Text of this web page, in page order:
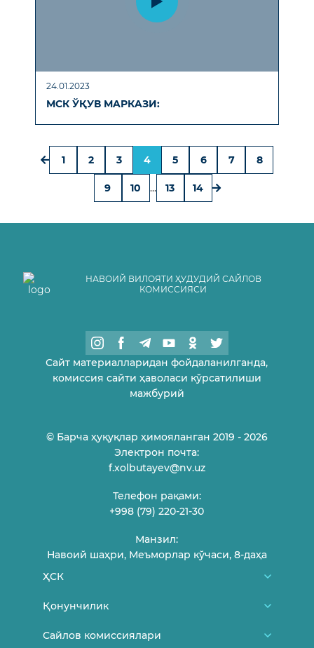
24.01.2023
МСК ЎҚУВ МAРКAЗИ:
1 2 3 4 5 6 7 8
9 10 ... 13 14
НАВОИЙ ВИЛОЯТИ ҲУДУДИЙ САЙЛОВ
КОМИССИЯСИ
Сайт материалларидан фойдаланилганда,
комиссия сайти ҳаволаси кўрсатилиши
мажбурий
© Барча ҳуқуқлар ҳимояланган 2019 - 2026
Электрон почта:
f.xolbutayev@nv.uz
Телефон рақами:
+998 (79) 220-21-30
Манзил:
Навоий шаҳри, Меъморлар кўчаси, 8-даҳа
ҲСК
Биз ҳақимизда
Қонунчилик
Ўзбекистон Республикаси Конституцияси
Сайлов комиссиялари